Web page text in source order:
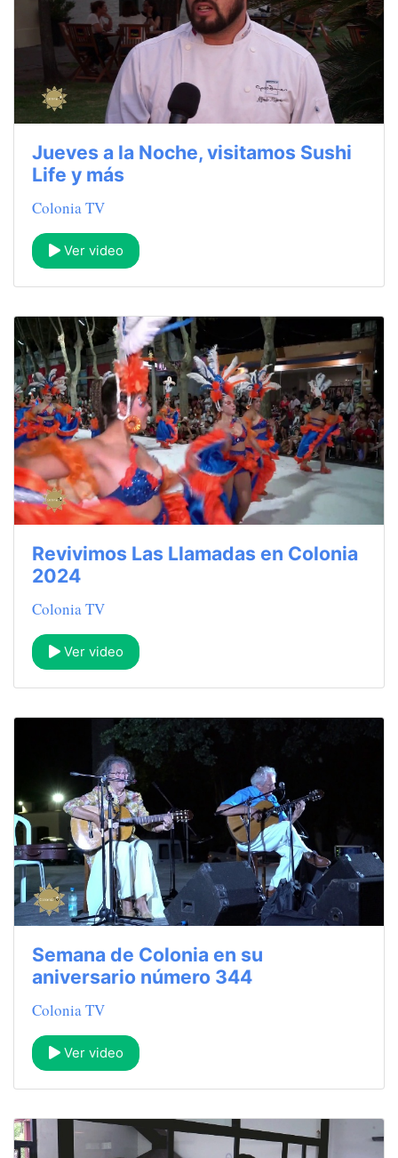
Jueves a la Noche, visitamos Sushi
Life y más
Colonia TV
Ver video
Revivimos Las Llamadas en Colonia
2024
Colonia TV
Ver video
Semana de Colonia en su
aniversario número 344
Colonia TV
Ver video